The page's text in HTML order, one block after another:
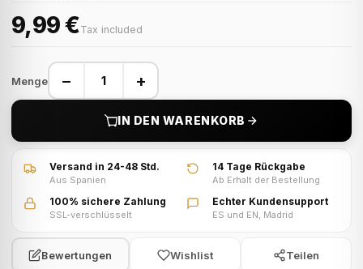
9,99 €Tax included
Menge − +
IN DEN WARENKORB
Versand in 24-48 Std.
Aus Spanien
14 Tage Rückgabe
Ab Erhalt der Bestellung
100% sichere Zahlung
SSL-verschlüsselt
Echter Kundensupport
ES und EN, Madrid
Bewertungen Wishlist Teilen